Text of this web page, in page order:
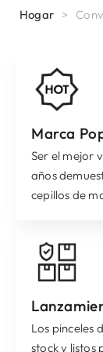
Hogar >
Marca
Ser el mejor
años
cepillos de
Los pinceles
stock y listos